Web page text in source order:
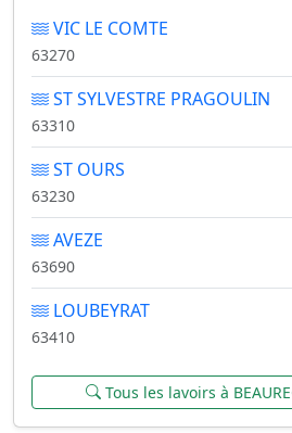
VIC LE COMTE
63270
ST SYLVESTRE PRAGOULIN
63310
ST OURS
63230
AVEZE
63690
LOUBEYRAT
63410
Tous les lavoirs à